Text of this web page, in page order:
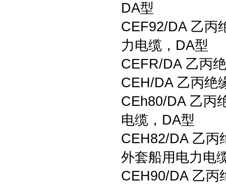
DA型
CEF92/DA 乙丙
力电缆，DA型
CEFR/DA 乙丙
CEH/DA 乙丙绝
CEh80/DA 乙丙
电缆，DA型
CEH82/DA 乙丙
外套船用电力电
CEH90/DA 乙丙